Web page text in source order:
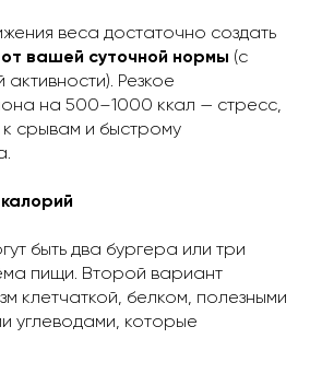
веса достаточно создать
от вашей суточной нормы (с
Резкое
на 500–1000 ккал — стресс,
срывам и быстрому
быть два бургера или три
пищи. Второй вариант
клетчаткой, белком, полезными
углеводами, которые